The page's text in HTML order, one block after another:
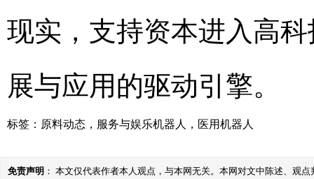
现实，支持资本进入高
展与应用的驱动引擎。
标签： 原料动态 ， 服务与娱乐机器人 ， 医用机器人
免责声明 ： 本文仅代表作者本人观点，与本网无关。本网对文中陈述、观